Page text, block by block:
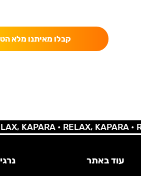
קבלו מאיתנו מלא
KAPARA •RELAX, KAPARA •
עוד באתר